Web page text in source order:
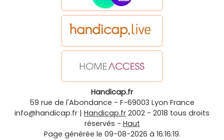
Handicap.fr
59 rue de l'Abondance - F-69003 Lyon France
info@handicap.fr | Handicap.fr 2002 - 2018 tous droits
réservés - Haut
Page générée le 09-08-2026 à 16:16:19.